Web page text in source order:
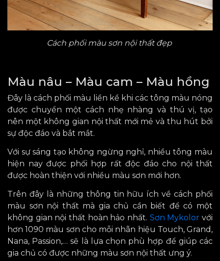
Cách phối màu sơn nội thất đẹp
Màu nâu – Màu cam – Màu hồng
Đây là cách phối màu liền kề khi các tông màu nóng
được chuyển một cách nhẹ nhàng và thú vị, tạo
nên một không gian nội thất mới mẻ và thu hút bởi
sự độc đáo và bắt mắt.
Với sự sáng tạo không ngừng nghỉ, nhiều tông màu
hiện nay được phối hợp rất độc đáo cho nội thất
được hoàn thiện với nhiều màu sơn mới hơn.
Trên đây là những thông tin hữu ích về cách phối
màu sơn nội thất mà gia chủ cần biết để có một
không gian nội thất hoàn hảo nhất. Sơn Mykolor với
hơn 1090 màu sơn cho mỗi nhãn hiệu Touch, Grand,
Nana, Passion,… sẽ là lựa chọn phù hợp để giúp các
gia chủ có được những màu sơn nội thất ưng ý.